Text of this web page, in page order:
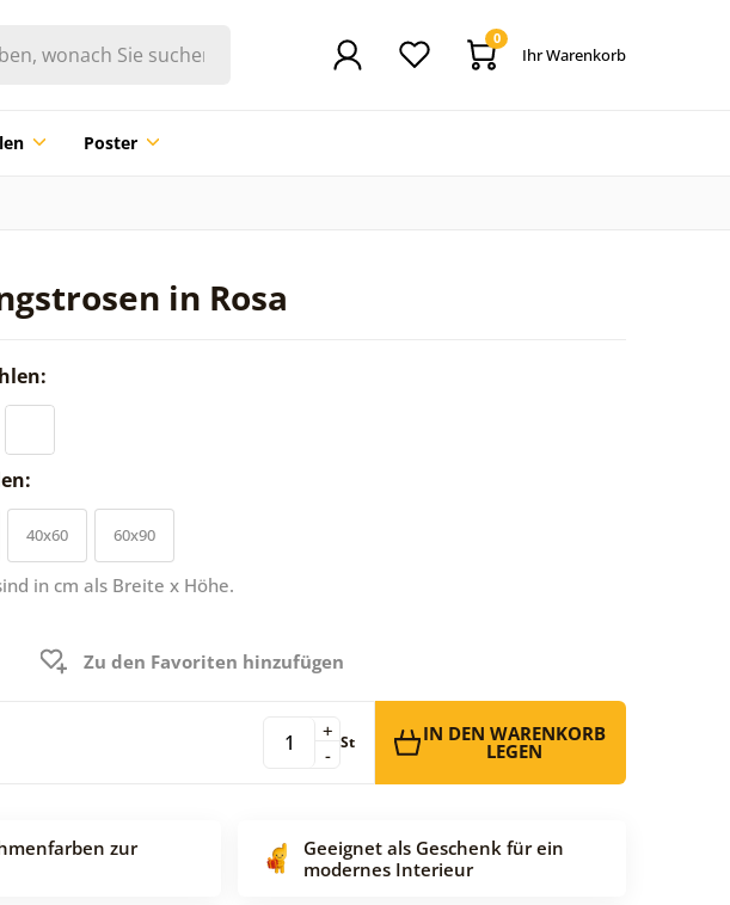
0
Ihr Warenkorb
Poster
in Rosa
40x60 60x90
in cm als Breite x Höhe.
Zu den Favoriten hinzufügen
-
+ St IN DEN WARENKORB
LEGEN
zur
Geeignet als Geschenk für ein
modernes Interieur